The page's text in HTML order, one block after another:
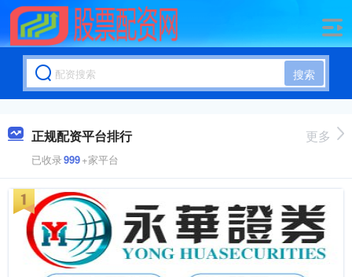
搜索
正规配资平台排行
已收录999+家平台
更多